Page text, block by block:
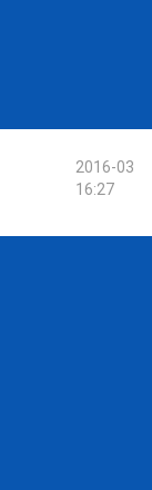
2016-03
16:27